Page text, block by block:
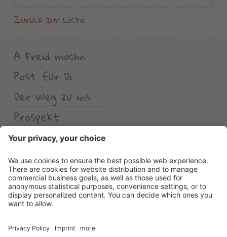
Zurück zur Liste
A Freid mochn
Post für Di
Der Weg zu ins
Prospekt
Wetter
Erlebnishotel Waltershof